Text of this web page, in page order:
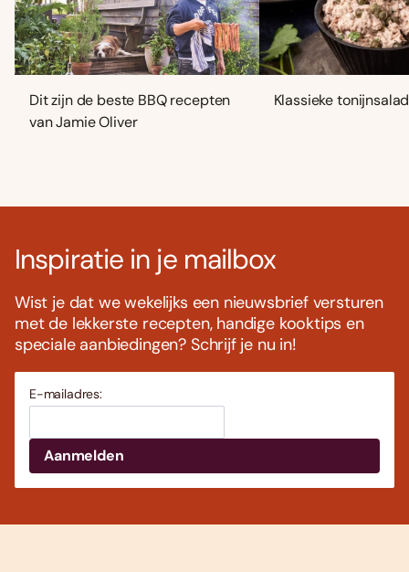
Dit zijn de beste BBQ recepten
van Jamie Oliver
Klassieke
Inspiratie in je mailbox
Wist je dat we wekelijks een nieuwsbrief versturen
met de lekkerste recepten, handige kooktips en
speciale aanbiedingen? Schrijf je nu in!
E-mailadres: